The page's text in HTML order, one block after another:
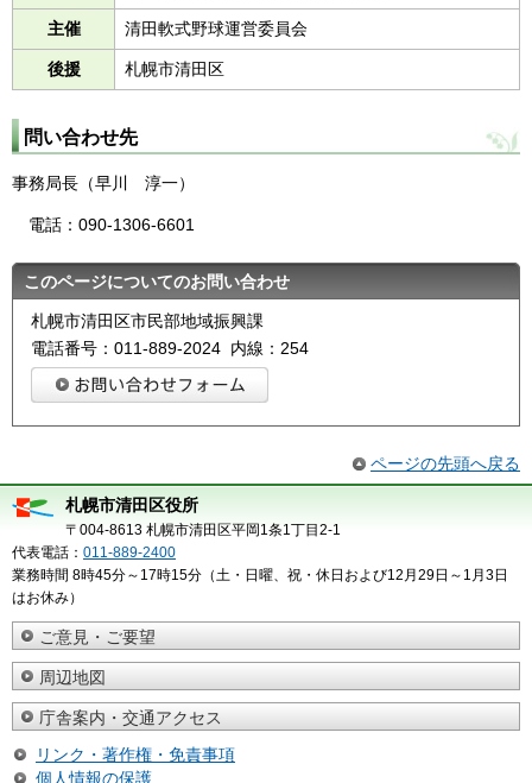
主催 清田軟式野球運営委員会
後援 札幌市清田区
問い合わせ先
事務局長（早川 淳一）
電話：090-1306-6601
このページについてのお問い合わせ
札幌市清田区市民部地域振興課
電話番号：011-889-2024 内線：254
ページの先頭へ戻る
札幌市清田区役所
〒004-8613 札幌市清田区平岡1条1丁目2-1
代表電話： 011-889-2400
業務時間 8時45分～17時15分（土・日曜、祝・休日および12月29日～1月3日
はお休み）
ご意見・ご要望
周辺地図
庁舎案内・交通アクセス
リンク・著作権・免責事項
個人情報の保護